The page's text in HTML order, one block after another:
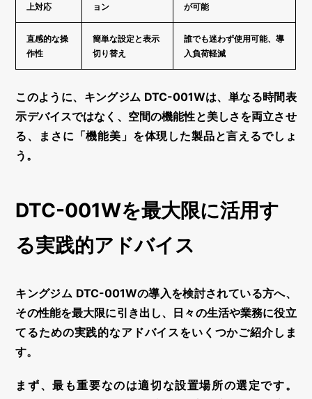
上対応
ョン
が可能
直感的な操
作性
簡単な設定と表示
切り替え
誰でも迷わず使用可能、導
入負荷軽減
このように、キングジム DTC-001Wは、単なる時間表
示デバイスではなく、空間の機能性と美しさを両立させ
る、まさに「機能美」を体現した製品と言えるでしょ
う。
DTC-001Wを最大限に活用す
る実践的アドバイス
キングジム DTC-001Wの導入を検討されている方へ、
その性能を最大限に引き出し、日々の生活や業務に役立
てるための実践的なアドバイスをいくつかご紹介しま
す。
まず、最も重要なのは適切な設置場所の選定です。